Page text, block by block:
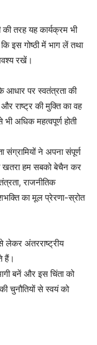
तरह यह कार्यक्रम भी
इस गोष्ठी में भाग लें तथा
रखें।
आधार पर स्वतंत्रता की
राष्ट्र की मुक्ति का वह
अधिक महत्वपूर्ण होती
संग्रामियों ने अपना संपूर्ण
खतरा हम सबको बेचैन कर
राजनीतिक
का मूल प्रेरणा-स्रोत
लेकर अंतरराष्ट्रीय
हैं।
बनें और इस चिंता को
चुनौतियों से स्वयं को